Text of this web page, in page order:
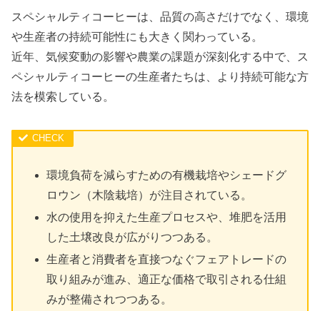
スペシャルティコーヒーは、品質の高さだけでなく、環境
や生産者の持続可能性にも大きく関わっている。
近年、気候変動の影響や農業の課題が深刻化する中で、ス
ペシャルティコーヒーの生産者たちは、より持続可能な方
法を模索している。
環境負荷を減らすための有機栽培やシェードグ
ロウン（木陰栽培）が注目されている。
水の使用を抑えた生産プロセスや、堆肥を活用
した土壌改良が広がりつつある。
生産者と消費者を直接つなぐフェアトレードの
取り組みが進み、適正な価格で取引される仕組
みが整備されつつある。